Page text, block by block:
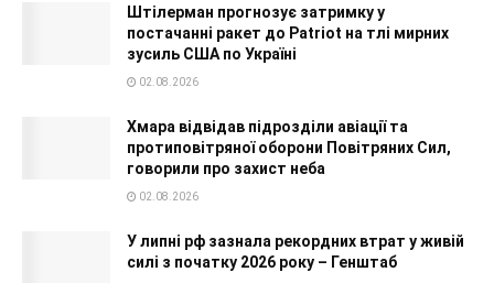
Штілерман прогнозує затримку у
постачанні ракет до Patriot на тлі мирних
зусиль США по Україні
02.08.2026
Хмара відвідав підрозділи авіації та
протиповітряної оборони Повітряних Сил,
говорили про захист неба
02.08.2026
У липні рф зазнала рекордних втрат у живій
силі з початку 2026 року – Генштаб